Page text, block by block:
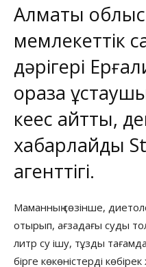
Алматы
мемлекеттік
дәрігері
ораза
кеңес айтты,
хабарлайды
агенттігі.
Маманның сөзінше,
отырып, ағзадағы суды
литр су ішу, тұзды
бірге көкөністерді